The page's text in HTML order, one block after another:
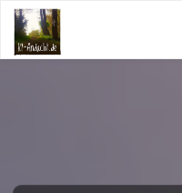
Zum
Inhalt
springen